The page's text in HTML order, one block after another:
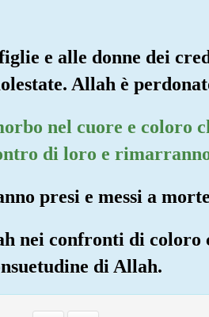
e alle donne dei
Allah è
nel cuore e coloro
di loro e
presi e messi a
nei confronti di coloro
di Allah.